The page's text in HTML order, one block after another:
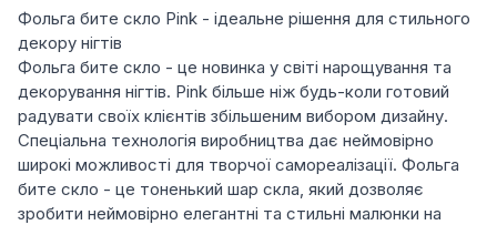
Фольга бите скло Pink - ідеальне рішення для стильного
декору нігтів
Фольга бите скло - це новинка у світі нарощування та
декорування нігтів. Pink більше ніж будь-коли готовий
радувати своїх клієнтів збільшеним вибором дизайну.
Cпеціальна технологія виробництва дає неймовірно
широкі можливості для творчої самореалізації. Фольга
бите скло - це тоненький шар скла, який дозволяє
зробити неймовірно елегантні та стильні малюнки на